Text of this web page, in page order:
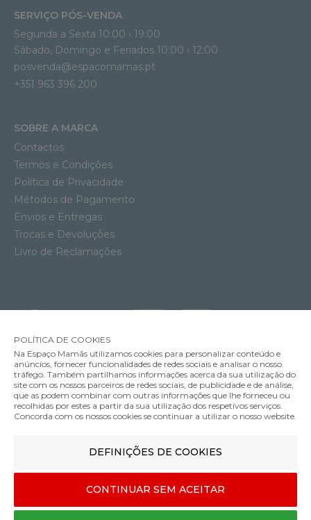
Depósito Aspirador Nasal Miniland Care
SERVIÇO PÓS-VENDA
Segunda a Sexta 10:00 › 19:00
Sábado, Domingo e Feriados 10:00 › 12:00
posvenda@espacomamas.pt
+351 963 396 200
SOBRE A MARCA
Contactos
Termos e Condições
Política de Privacidade
Métodos de Pagamento
Envios e Entregas
Trocas e Devoluções
Livro de Reclamações
MÉTODOS DE ENVIO
MÉTODOS DE PAGAMENTO
Designed & developed by
POLÍTICA DE COOKIES
Na Espaço Mamãs utilizamos cookies para personalizar conteúdo e
anúncios, fornecer funcionalidades de redes sociais e analisar o nosso
tráfego. Também partilhamos informações acerca da sua utilização do
site com os nossos parceiros de redes sociais, de publicidade e de análise,
que as podem combinar com outras informações que lhe forneceu ou
recolhidas por estes a partir da sua utilização dos respetivos serviços.
Concorda com os nossos cookies se continuar a utilizar o nosso website.
DEFINIÇÕES DE COOKIES
CONTINUAR SEM ACEITAR